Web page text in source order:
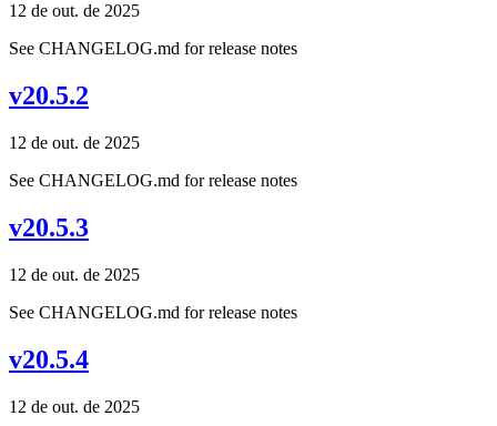
12 de out. de 2025
See CHANGELOG.md for release notes
v20.5.2
12 de out. de 2025
See CHANGELOG.md for release notes
v20.5.3
12 de out. de 2025
See CHANGELOG.md for release notes
v20.5.4
12 de out. de 2025